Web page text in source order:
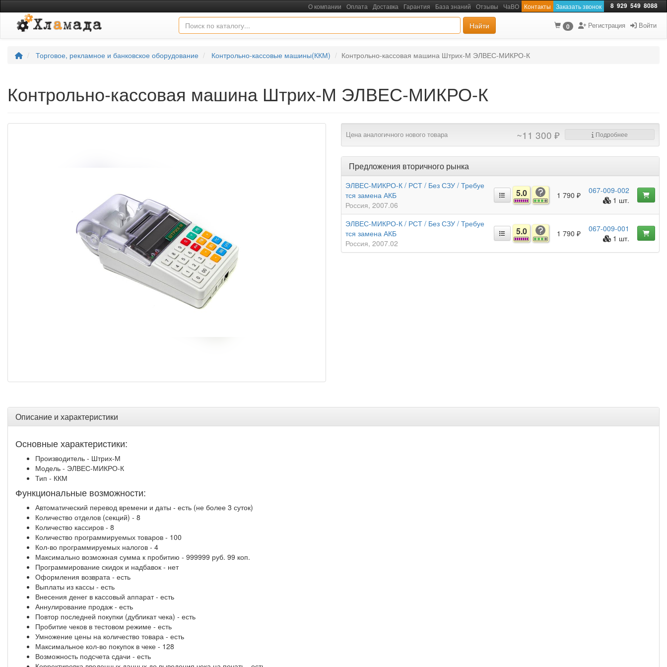
О компании Оплата Доставка Гарантия База знаний Отзывы ЧаВО Контакты Заказать звонок 8 929 549 8088
Найти 0 Регистрация Войти
Торговое, рекламное и банковское оборудование Контрольно-кассовые машины(ККМ) Контрольно-кассовая машина Штрих-М ЭЛВЕС-МИКРО-К
Контрольно-кассовая машина Штрих-М ЭЛВЕС-МИКРО-К
Цена аналогичного нового товара ~11 300 ₽ Подробнее
Предложения вторичного рынка
ЭЛВЕС-МИКРО-К / РСТ / Без СЗУ / Требуе
тся замена АКБ
Россия 2007.06
5.0 1 790 ₽
067-009-002
1 шт.
ЭЛВЕС-МИКРО-К / РСТ / Без СЗУ / Требуе
тся замена АКБ
Россия 2007.02
5.0 1 790 ₽
067-009-001
1 шт.
Описание и характеристики
Основные характеристики:
Производитель - Штрих-М
Модель - ЭЛВЕС-МИКРО-К
Тип - ККМ
Функциональные возможности:
Автоматический перевод времени и даты - есть (не более 3 суток)
Количество отделов (секций) - 8
Количество кассиров - 8
Количество программируемых товаров - 100
Кол-во программируемых налогов - 4
Максимально возможная сумма к пробитию - 999999 руб. 99 коп.
Программирование скидок и надбавок - нет
Оформления возврата - есть
Выплаты из кассы - есть
Внесения денег в кассовый аппарат - есть
Аннулирование продаж - есть
Повтор последней покупки (дубликат чека) - есть
Пробитие чеков в тестовом режиме - есть
Умножение цены на количество товара - есть
Максимальное кол-во покупок в чеке - 128
Возможность подсчета сдачи - есть